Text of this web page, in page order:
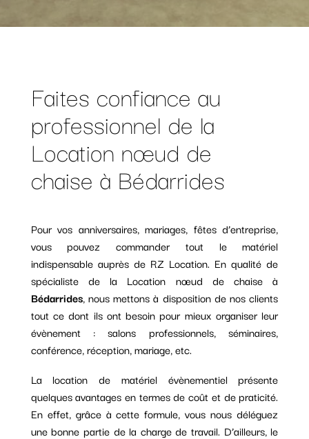
Faites confiance au
professionnel de la
Location nœud de
chaise à Bédarrides
Pour vos anniversaires, mariages, fêtes d’entreprise,
vous pouvez commander tout le matériel
indispensable auprès de RZ Location. En qualité de
spécialiste de la Location nœud de chaise à
Bédarrides, nous mettons à disposition de nos clients
tout ce dont ils ont besoin pour mieux organiser leur
évènement : salons professionnels, séminaires,
conférence, réception, mariage, etc.
La location de matériel évènementiel présente
quelques avantages en termes de coût et de praticité.
En effet, grâce à cette formule, vous nous déléguez
une bonne partie de la charge de travail. D’ailleurs, le